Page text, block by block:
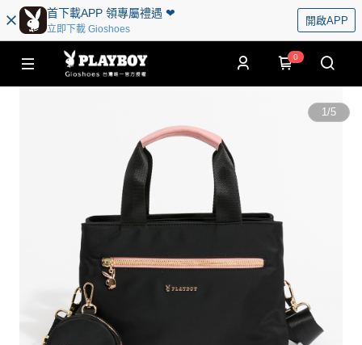
首下載APP 領專屬禮遇 ❤︎
立即下載 Gioshoes
開啟APP
0
1/5